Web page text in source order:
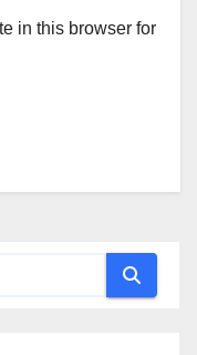
in this browser for